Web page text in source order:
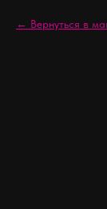
Вернуться в